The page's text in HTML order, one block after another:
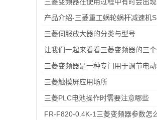
三菱伺服放大器的分类与型号
三菱触摸屏应用场所
三菱PLC电池操作时需要注意哪些